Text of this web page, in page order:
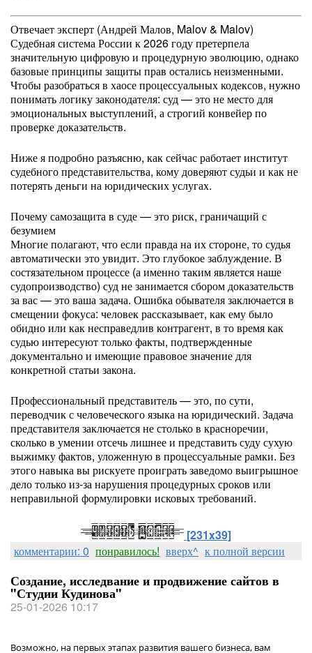
Отвечает эксперт (Андрей Малов, Malov & Malov)
Судебная система России к 2026 году претерпела
значительную цифровую и процедурную эволюцию, однако
базовые принципы защиты прав остались неизменными.
Чтобы разобраться в хаосе процессуальных кодексов, нужно
понимать логику законодателя: суд — это не место для
эмоциональных выступлений, а строгий конвейер по
проверке доказательств.
Ниже я подробно разъясню, как сейчас работает институт
судебного представительства, кому доверяют судьи и как не
потерять деньги на юридических услугах.
Почему самозащита в суде — это риск, граничащий с
безумием
Многие полагают, что если правда на их стороне, то судья
автоматически это увидит. Это глубокое заблуждение. В
состязательном процессе (а именно таким является наше
судопроизводство) суд не занимается сбором доказательств
за вас — это ваша задача. Ошибка обывателя заключается в
смещении фокуса: человек рассказывает, как ему было
обидно или как несправедлив контрагент, в то время как
судью интересуют только факты, подтвержденные
документально и имеющие правовое значение для
конкретной статьи закона.
Профессиональный представитель — это, по сути,
переводчик с человеческого языка на юридический. Задача
представителя заключается не столько в красноречии,
сколько в умении отсечь лишнее и представить суду сухую
выжимку фактов, уложенную в процессуальные рамки. Без
этого навыка вы рискуете проиграть заведомо выигрышное
дело только из-за нарушения процедурных сроков или
неправильной формулировки исковых требований.
[231x39]
комментарии: 0 понравилось! вверх^ к полной версии
Создание, исследвание и продвижение сайтов в
"Студии Кудинова"
25-01-2026 10:17
Возможно, на первых этапах развития вашего бизнеса, вам